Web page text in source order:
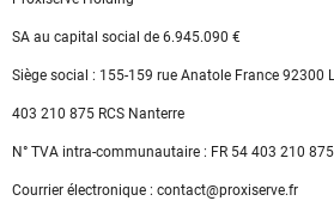
SA au capital social de 6.945.090 €
Siège social : 155-159 rue Anatole France 92300
403 210 875 RCS Nanterre
N° TVA intra-communautaire : FR 54 403 210 875
Courrier électronique : contact@proxiserve.fr